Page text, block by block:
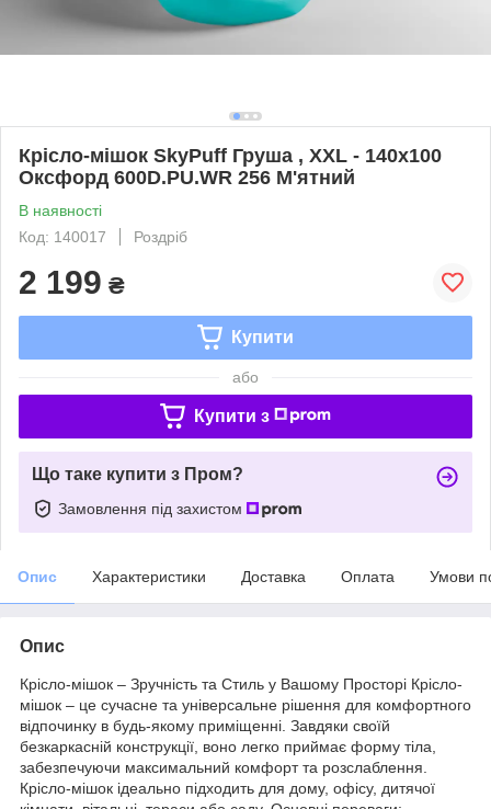
Крісло-мішок SkyPuff Груша , XXL - 140х100
Оксфорд 600D.PU.WR 256 М'ятний
В наявності
Код: 140017
Роздріб
2 199 ₴
Купити
або
Купити з
Що таке купити з Пром?
Замовлення під захистом
Опис Характеристики Доставка Оплата Умови
Опис
Крісло-мішок – Зручність та Стиль у Вашому Просторі Крісло-
мішок – це сучасне та універсальне рішення для комфортного
відпочинку в будь-якому приміщенні. Завдяки своїй
безкаркасній конструкції, воно легко приймає форму тіла,
забезпечуючи максимальний комфорт та розслаблення.
Крісло-мішок ідеально підходить для дому, офісу, дитячої